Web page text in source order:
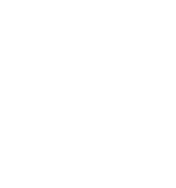
op met de klantenservice via: